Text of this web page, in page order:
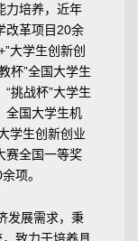
力培养，近年
改革项目20余
大学生创新创
杯”全国大学生
挑战杯”大学生
全国大学生机
学生创新创业
赛全国一等奖
项。
发展需求，秉
致力于培养具